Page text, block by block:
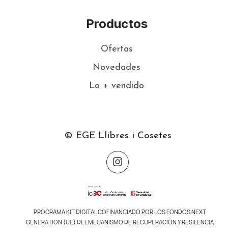
Productos
Ofertas
Novedades
Lo + vendido
© EGE Llibres i Cosetes
PROGRAMA KIT DIGITAL COFINANCIADO POR LOS FONDOS NEXT
GENERATION (UE) DEL MECANISMO DE RECUPERACIÓN Y RESILENCIA